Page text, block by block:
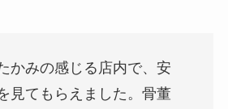
かみの感じる店内で、安
見てもらえました。骨董